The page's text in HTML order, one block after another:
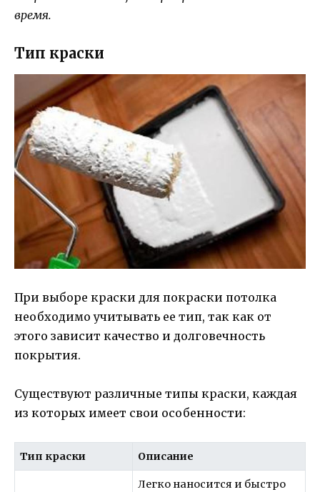
время.
Тип краски
При выборе краски для покраски потолка
необходимо учитывать ее тип, так как от
этого зависит качество и долговечность
покрытия.
Существуют различные типы краски, каждая
из которых имеет свои особенности:
Тип краски Описание
Легко наносится и быстро